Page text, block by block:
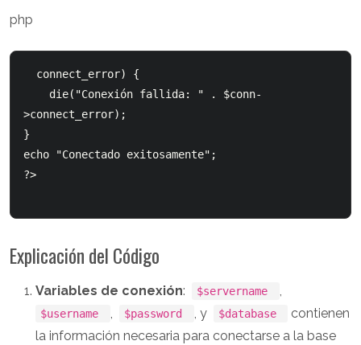
php
connect_error) {
>connect_error);
}
echo "Conectado exitosamente";
?>
Explicación del Código
Variables de conexión: $servername ,
$username , $password , y $database
contienen
la información necesaria para conectarse a la base